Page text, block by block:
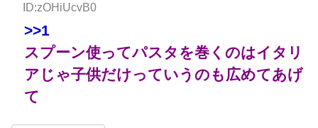
ID:zOHiUcvB0
>>1
スプーン使ってパスタを巻くのはイタリ
アじゃ子供だけっていうのも広めてあげ
て